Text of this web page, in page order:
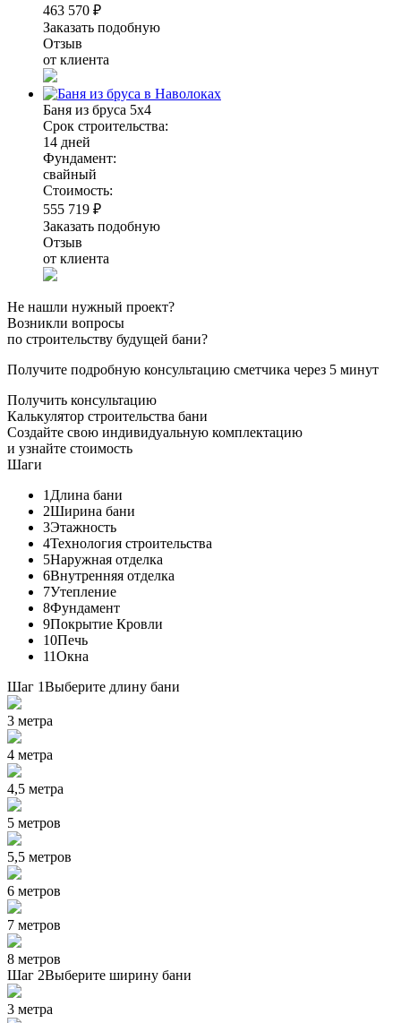
463 570 ₽
Заказать подобную
Отзыв
от клиента
Баня из бруса 5х4
Срок строительства:
14 дней
Фундамент:
свайный
Стоимость:
555 719 ₽
Заказать подобную
Отзыв
от клиента
Не нашли нужный проект?
Возникли вопросы
по строительству будущей бани?
Получите подробную консультацию сметчика через 5 минут
Получить консультацию
Калькулятор строительства бани
Создайте свою индивидуальную комплектацию
и узнайте стоимость
Шаги
1 Длина бани
2Ширина бани
3Этажность
4Технология строительства
5Наружная отделка
6Внутренняя отделка
7Утепление
8Фундамент
9Покрытие Кровли
10Печь
11Окна
Шаг 1Выберите длину бани
3 метра
4 метра
4,5 метра
5 метров
5,5 метров
6 метров
7 метров
8 метров
Шаг 2Выберите ширину бани
3 метра